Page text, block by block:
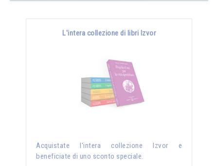
L'intera collezione di libri Izvor
Acquistate l'intera collezione Izvor e
beneficiate di uno sconto speciale.